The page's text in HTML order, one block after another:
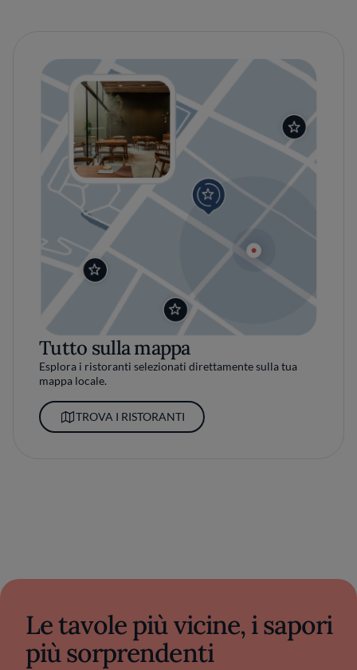
Tutto sulla mappa
Esplora i ristoranti selezionati direttamente sulla tua
mappa locale.
TROVA I RISTORANTI
Le tavole più vicine, i sapori
più sorprendenti